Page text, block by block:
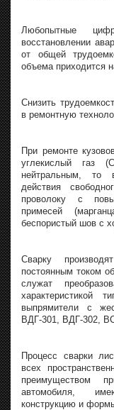
Любопытные
восстановлении
от общей
объема приходится
Снизить
в ремонтную
При ремонте
углекислый газ
нейтральным, то
действия
проволоку с
примесей
беспористый шов с
Сварку
постоянным током
служат
характеристикой
выпрямители с
ВДГ-301, ВДГ-302,
Процесс сварки
всех
преимуществом
автомобиля,
конструкцию и